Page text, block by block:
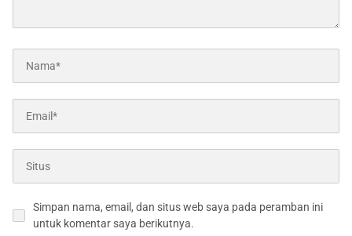
Simpan nama, email, dan situs web saya pada peramban ini
untuk komentar saya berikutnya.